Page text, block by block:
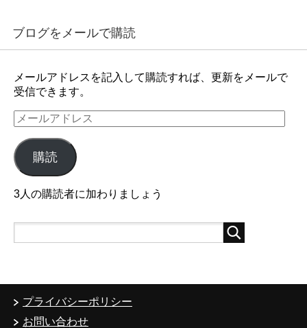
ブログをメールで購読
メールアドレスを記入して購読すれば、更新をメールで
受信できます。
メ
ー
ル
ア
ド
レ
ス
購読
3人の購読者に加わりましょう
プライバシーポリシー
お問い合わせ